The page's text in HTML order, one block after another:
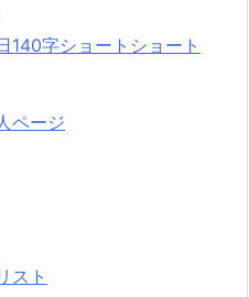
140字ショートショート
ページ
スト